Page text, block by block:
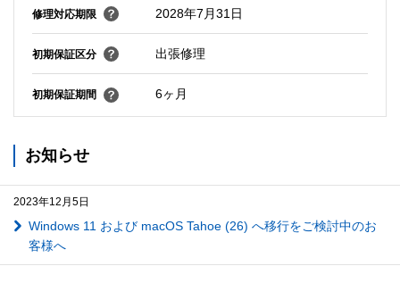
修理対応期限 2028年7月31日
初期保証区分 出張修理
初期保証期間 6ヶ月
お知らせ
2023年12月5日
Windows 11 および macOS Tahoe (26) へ移行をご検討中のお
客様へ